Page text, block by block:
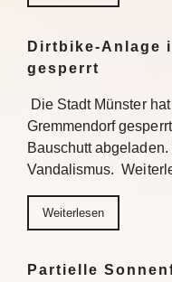
Dirtbike-Anlage
gesperrt
Die Stadt Münster
Gremmendorf
Bauschutt
Vandalismus.
Weiterlesen
Partielle